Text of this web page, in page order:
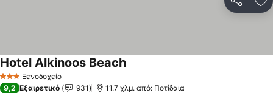
3 ΑστέριαΞενοδοχείο
Hotel Alkinoos Beach
9,2 Εξαιρετικό 931 11.7 χλμ. από: Ποτίδαια